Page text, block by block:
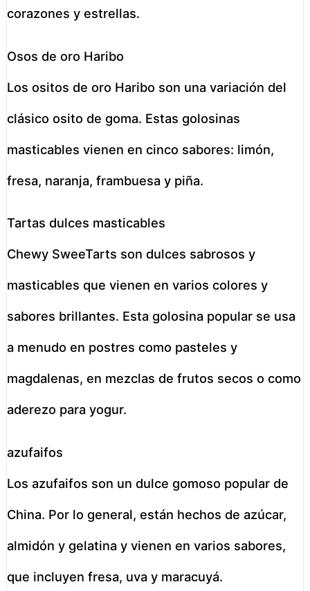
corazones y estrellas.
Osos de oro Haribo
Los ositos de oro Haribo son una variación del
clásico osito de goma. Estas golosinas
masticables vienen en cinco sabores: limón,
fresa, naranja, frambuesa y piña.
Tartas dulces masticables
Chewy SweeTarts son dulces sabrosos y
masticables que vienen en varios colores y
sabores brillantes. Esta golosina popular se usa
a menudo en postres como pasteles y
magdalenas, en mezclas de frutos secos o como
aderezo para yogur.
azufaifos
Los azufaifos son un dulce gomoso popular de
China. Por lo general, están hechos de azúcar,
almidón y gelatina y vienen en varios sabores,
que incluyen fresa, uva y maracuyá.